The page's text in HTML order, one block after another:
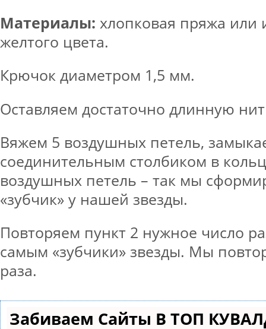
Материалы: хлопковая пряжа или
желтого цвета.
Крючок диаметром 1,5 мм.
Оставляем достаточно длинную
Вяжем 5 воздушных петель,
соединительным столбиком в
воздушных петель – так мы
«зубчик» у нашей звезды.
Повторяем пункт 2 нужное число
самым «зубчики» звезды. Мы
раза.
Забиваем Сайты В ТОП